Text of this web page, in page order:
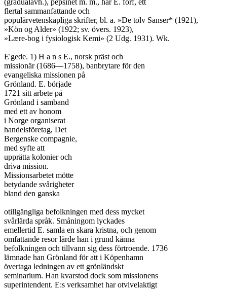
(gradualavh.), pepsinet m. m., har E. förf, ett
flertal sammanfattande och
populärvetenskapliga skrifter, bl. a. »De tolv Sanser* (1921),
»Kön og Alder» (1922; sv. övers. 1923),
»Lære-bog i fysiologisk Kemi» (2 Udg. 1931). Wk.
E'gede. 1) H a n s E., norsk präst och
missionär (1686—1758), banbrytare för den
evangeliska missionen på
Grönland. E. började
1721 sitt arbete på
Grönland i samband
med ett av honom
i Norge organiserat
handelsföretag, Det
Bergenske compagnie,
med syfte att
upprätta kolonier och
driva mission.
Missionsarbetet mötte
betydande svårigheter
bland den ganska
otillgängliga befolkningen med dess mycket
svårlärda språk. Småningom lyckades
emellertid E. samla en skara kristna, och genom
omfattande resor lärde han i grund känna
befolkningen och tillvann sig dess förtroende. 1736
lämnade han Grönland för att i Köpenhamn
övertaga ledningen av ett grönländskt
seminarium. Han kvarstod dock som missionens
superintendent. E:s verksamhet har otvivelaktigt